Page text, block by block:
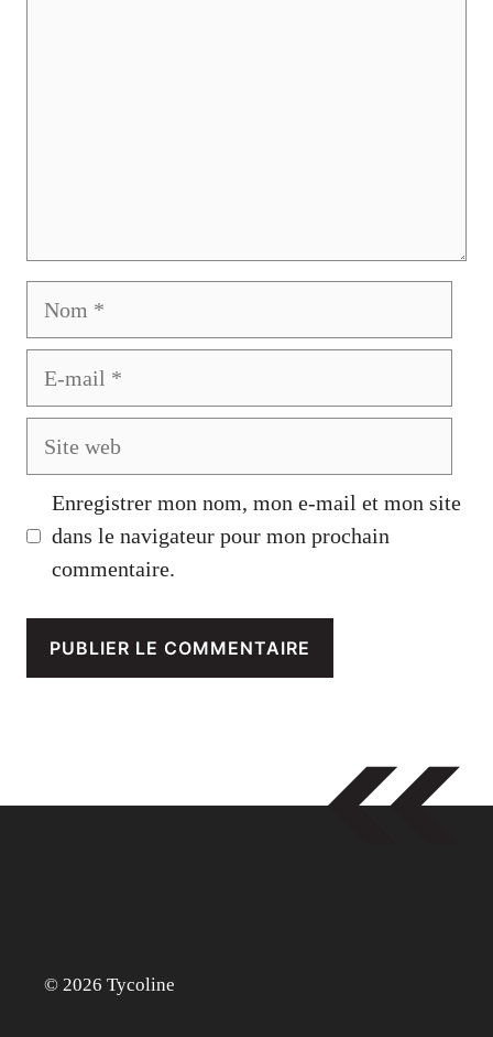
Enregistrer mon nom, mon e-mail et mon site
dans le navigateur pour mon prochain
commentaire.
© 2026 Tycoline